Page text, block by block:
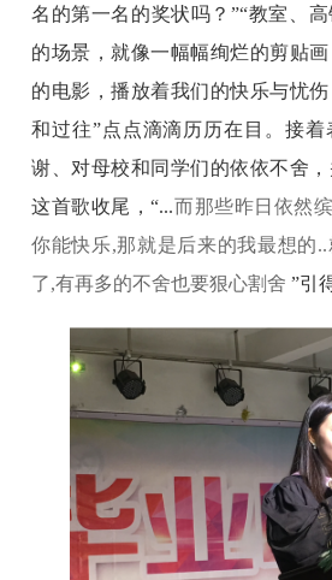
名的第一名的奖状吗？”“教室、
的场景，就像一幅幅绚烂的剪贴
的电影，播放着我们的快乐与忧
和过往”点点滴滴历历在目。接
谢、对母校和同学们的依依不舍，
这首歌收尾，“...而那些昨日依然
你能快乐,那就是后来的我最想的..
了,有再多的不舍也要狠心割舍 ”引